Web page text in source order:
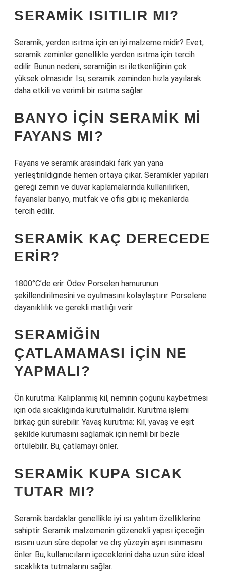
SERAMIK ISITILIR MI?
Seramik, yerden ısıtma için en iyi malzeme midir? Evet,
seramik zeminler genellikle yerden ısıtma için tercih
edilir. Bunun nedeni, seramiğin ısı iletkenliğinin çok
yüksek olmasıdır. Isı, seramik zeminden hızla yayılarak
daha etkili ve verimli bir ısıtma sağlar.
BANYO IÇIN SERAMIK MI
FAYANS MI?
Fayans ve seramik arasındaki fark yan yana
yerleştirildiğinde hemen ortaya çıkar. Seramikler yapıları
gereği zemin ve duvar kaplamalarında kullanılırken,
fayanslar banyo, mutfak ve ofis gibi iç mekanlarda
tercih edilir.
SERAMIK KAÇ DERECEDE
ERIR?
1800°C’de erir. Ödev Porselen hamurunun
şekillendirilmesini ve oyulmasını kolaylaştırır. Porselene
dayanıklılık ve gerekli matlığı verir.
SERAMIĞIN
ÇATLAMAMASI IÇIN NE
YAPMALI?
Ön kurutma: Kalıplanmış kil, neminin çoğunu kaybetmesi
için oda sıcaklığında kurutulmalıdır. Kurutma işlemi
birkaç gün sürebilir. Yavaş kurutma: Kil, yavaş ve eşit
şekilde kurumasını sağlamak için nemli bir bezle
örtülebilir. Bu, çatlamayı önler.
SERAMIK KUPA SICAK
TUTAR MI?
Seramik bardaklar genellikle iyi ısı yalıtım özelliklerine
sahiptir. Seramik malzemenin gözenekli yapısı içeceğin
ısısını uzun süre depolar ve dış yüzeyin aşırı ısınmasını
önler. Bu, kullanıcıların içeceklerini daha uzun süre ideal
sıcaklıkta tutmalarını sağlar.